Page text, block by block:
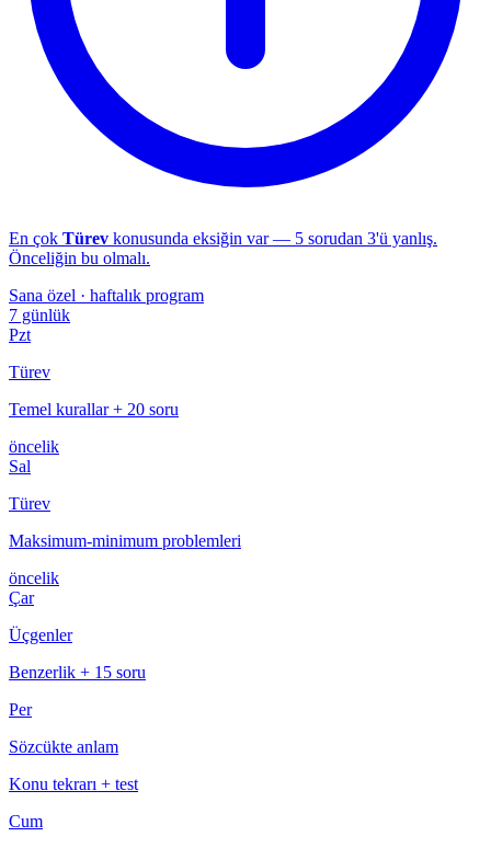
En çok Türev konusunda eksiğin var — 5 sorudan 3'ü yanlış.
Önceliğin bu olmalı.
Sana özel · haftalık program
7 günlük
Pzt
Türev
Temel kurallar + 20 soru
öncelik
Sal
Türev
Maksimum-minimum problemleri
öncelik
Çar
Üçgenler
Benzerlik + 15 soru
Per
Sözcükte anlam
Konu tekrarı + test
Cum